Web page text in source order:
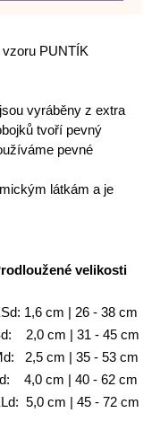
PUNTÍK
vyráběny z extra
tvoří pevný
pevné
látkám a je
velikosti
1,6 cm | 26 - 38 cm
2,0 cm | 31 - 45 cm
2,5 cm | 35 - 53 cm
4,0 cm | 40 - 62 cm
5,0 cm | 45 - 72 cm